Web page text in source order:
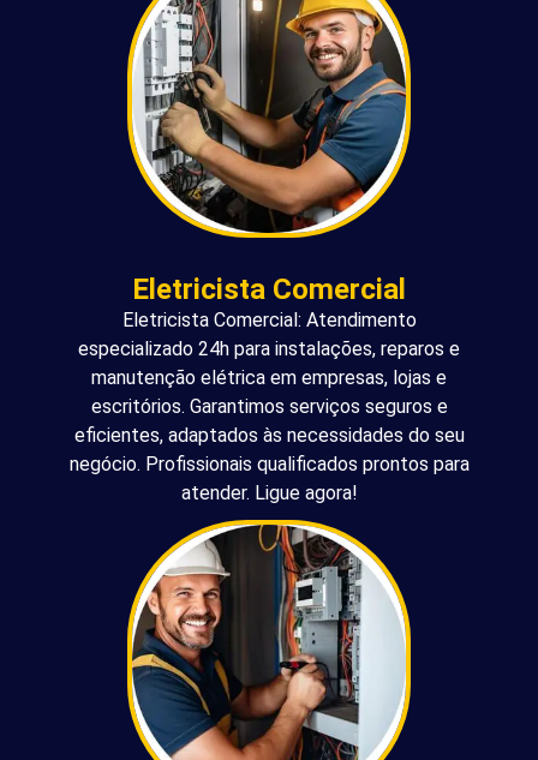
Eletricista Comercial
Eletricista Comercial: Atendimento
especializado 24h para instalações, reparos e
manutenção elétrica em empresas, lojas e
escritórios. Garantimos serviços seguros e
eficientes, adaptados às necessidades do seu
negócio. Profissionais qualificados prontos para
atender. Ligue agora!